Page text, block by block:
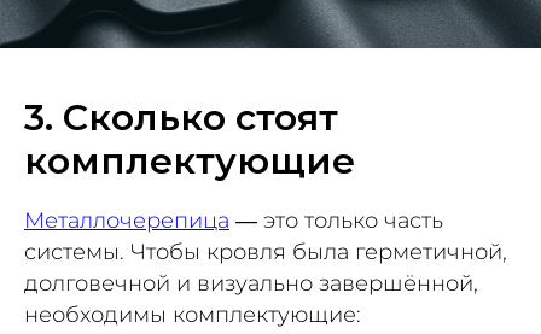
3. Сколько стоят
комплектующие
Металлочерепица — это только часть
системы. Чтобы кровля была герметичной,
долговечной и визуально завершённой,
необходимы комплектующие: